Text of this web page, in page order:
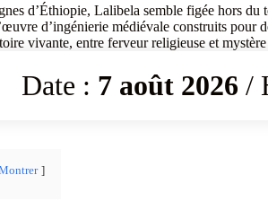
d’Éthiopie, Lalibela semble figée hors
d’ingénierie médiévale construits pour
vivante, entre ferveur religieuse et
Date : 7 août 2026 /